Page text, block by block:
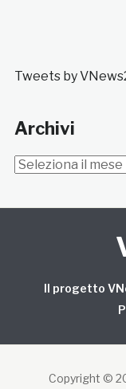
Tweets by
Archivi
Archivi
Il progetto
Copyright ©